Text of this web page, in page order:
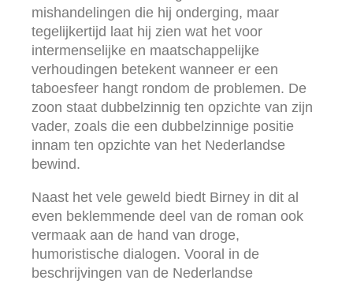
mishandelingen die hij onderging, maar
tegelijkertijd laat hij zien wat het voor
intermenselijke en maatschappelijke
verhoudingen betekent wanneer er een
taboesfeer hangt rondom de problemen. De
zoon staat dubbelzinnig ten opzichte van zijn
vader, zoals die een dubbelzinnige positie
innam ten opzichte van het Nederlandse
bewind.
Naast het vele geweld biedt Birney in dit al
even beklemmende deel van de roman ook
vermaak aan de hand van droge,
humoristische dialogen. Vooral in de
beschrijvingen van de Nederlandse